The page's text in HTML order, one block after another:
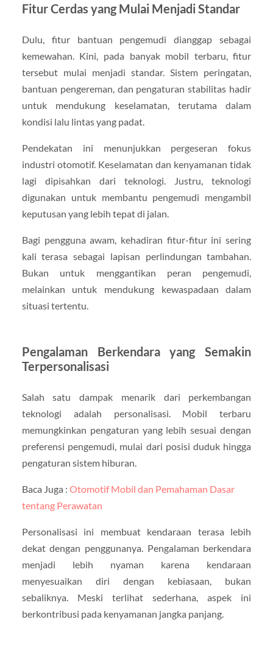
Fitur Cerdas yang Mulai Menjadi Standar
Dulu, fitur bantuan pengemudi dianggap sebagai
kemewahan. Kini, pada banyak mobil terbaru, fitur
tersebut mulai menjadi standar. Sistem peringatan,
bantuan pengereman, dan pengaturan stabilitas hadir
untuk mendukung keselamatan, terutama dalam
kondisi lalu lintas yang padat.
Pendekatan ini menunjukkan pergeseran fokus
industri otomotif. Keselamatan dan kenyamanan tidak
lagi dipisahkan dari teknologi. Justru, teknologi
digunakan untuk membantu pengemudi mengambil
keputusan yang lebih tepat di jalan.
Bagi pengguna awam, kehadiran fitur-fitur ini sering
kali terasa sebagai lapisan perlindungan tambahan.
Bukan untuk menggantikan peran pengemudi,
melainkan untuk mendukung kewaspadaan dalam
situasi tertentu.
Pengalaman Berkendara yang Semakin
Terpersonalisasi
Salah satu dampak menarik dari perkembangan
teknologi adalah personalisasi. Mobil terbaru
memungkinkan pengaturan yang lebih sesuai dengan
preferensi pengemudi, mulai dari posisi duduk hingga
pengaturan sistem hiburan.
Baca Juga : Otomotif Mobil dan Pemahaman Dasar
tentang Perawatan
Personalisasi ini membuat kendaraan terasa lebih
dekat dengan penggunanya. Pengalaman berkendara
menjadi lebih nyaman karena kendaraan
menyesuaikan diri dengan kebiasaan, bukan
sebaliknya. Meski terlihat sederhana, aspek ini
berkontribusi pada kenyamanan jangka panjang.